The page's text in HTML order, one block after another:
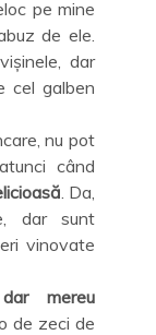
pe mine
de ele.
dar
cel galben
nu pot
când
. Da,
dar sunt
vinovate
mereu
de zeci de